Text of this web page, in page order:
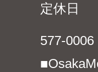
定休日
577-